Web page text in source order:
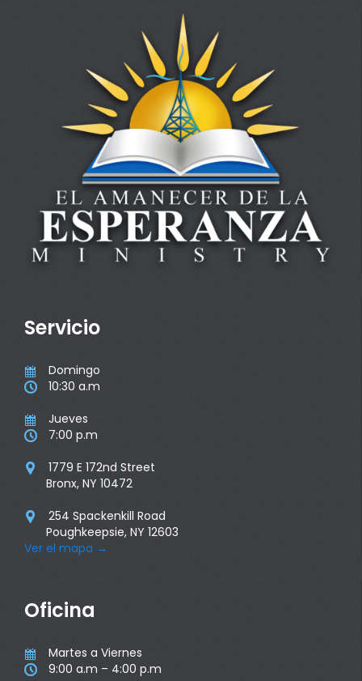
Servicio
 Domingo
 10:30 a.m
 Jueves
 7:00 p.m

1779 E 172nd Street
Bronx, NY 10472

254 Spackenkill Road
Poughkeepsie, NY 12603
Ver el mapa →
Oficina
 Martes a Viernes
 9:00 a.m – 4:00 p.m